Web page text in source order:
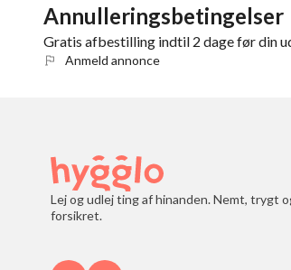
Annulleringsbetingelser
Gratis afbestilling indtil 2 dage før din
Anmeld annonce
Lej og udlej ting af hinanden. Nemt, trygt
forsikret.